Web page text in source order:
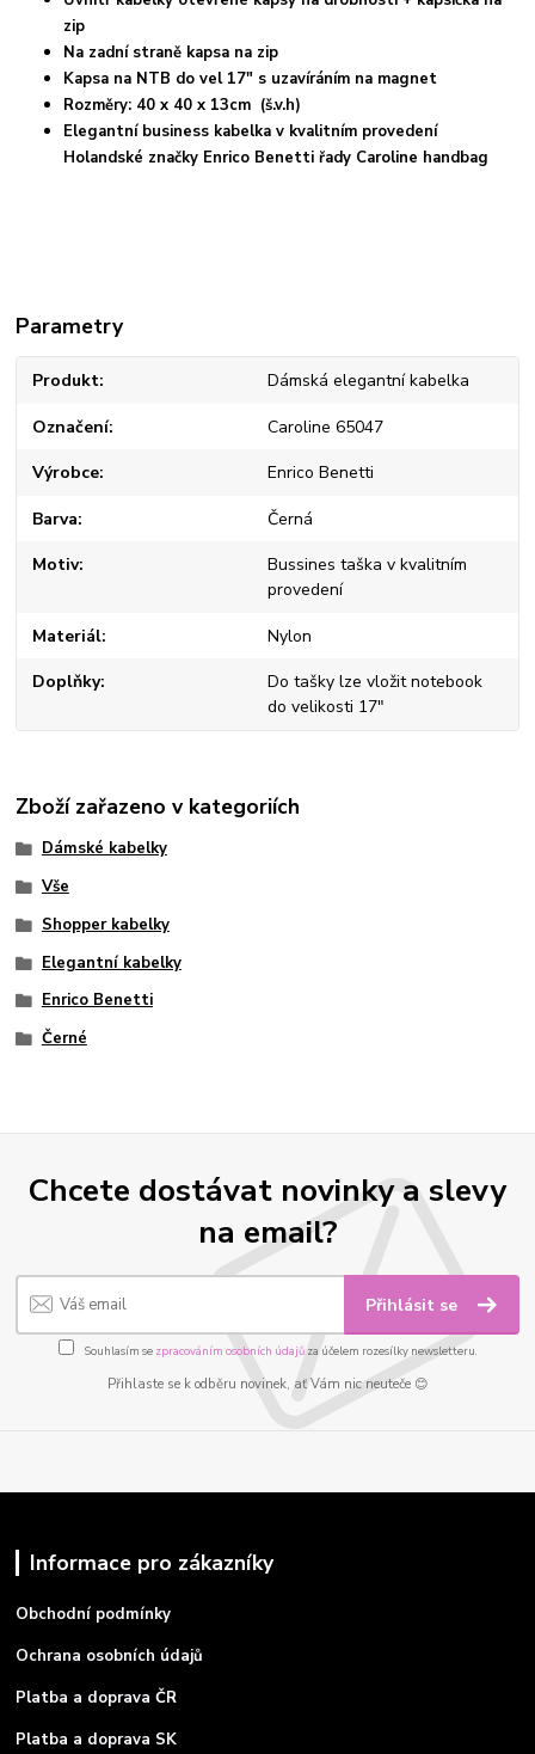
zip
Na zadní straně kapsa na zip
Kapsa na NTB do vel 17" s uzavíráním na magnet
Rozměry: 40 x 40 x 13cm (š.v.h)
Elegantní business kabelka v kvalitním provedení
Holandské značky Enrico Benetti řady Caroline handbag
Parametry
Produkt Dámská elegantní kabelka
Označení Caroline 65047
Výrobce Enrico Benetti
Barva Černá
Motiv
Bussines taška v kvalitním
provedení
Materiál Nylon
Doplňky
Do tašky lze vložit notebook
do velikosti 17"
Zboží zařazeno v kategoriích
Dámské kabelky
Vše
Shopper kabelky
Elegantní kabelky
Enrico Benetti
Černé
Chcete dostávat novinky a slevy
na email?
Přihlásit se
Souhlasím se zpracováním osobních údajůza účelem rozesílky newsletteru.
Přihlaste se k odběru novinek, ať Vám nic neuteče 😊
Informace pro zákazníky
Obchodní podmínky
Ochrana osobních údajů
Platba a doprava ČR
Platba a doprava SK